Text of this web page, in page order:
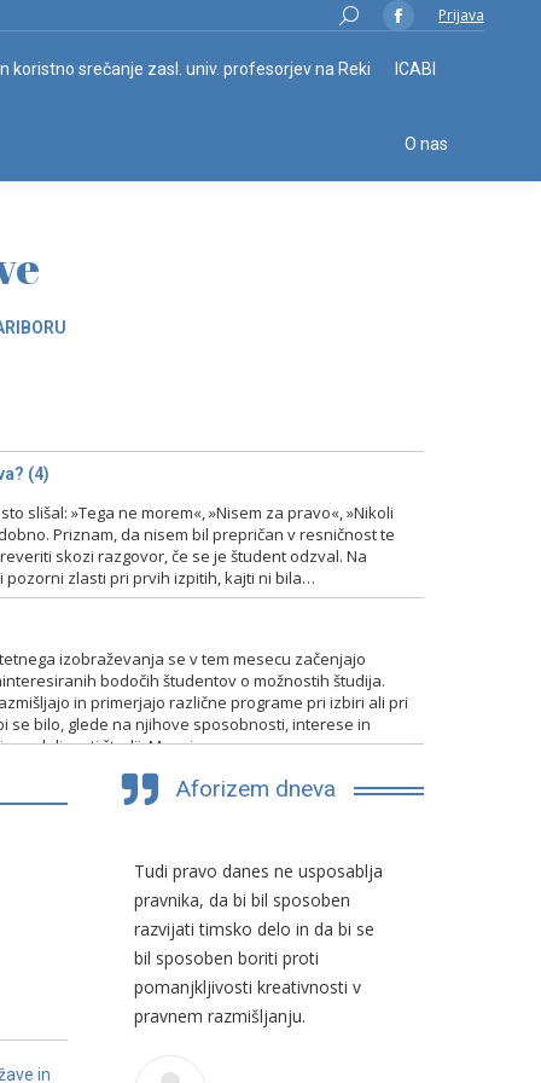
Search:
Facebook
page
new
window
Prijava
koristno srečanje zasl. univ. profesorjev na Reki ICABI
O nas
(4)
slišal: »Tega ne morem«, »Nisem za pravo«, »Nikoli
Priznam, da nisem bil prepričan v resničnost te
skozi razgovor, če se je študent odzval. Na
zlasti pri prvih izpitih, kajti ni bila…
izobraževanja se v tem mesecu začenjajo
bodočih študentov o možnostih študija.
in primerjajo različne programe pri izbiri ali pri
se bilo, glede na njihove sposobnosti, interese in
nadaljevati študij. Mnogim…
in
Aforizem dneva
Tudi pravo danes ne usposablja
pravnika, da bi bil sposoben
razvijati timsko delo in da bi se
bil sposoben boriti proti
pomanjkljivosti kreativnosti v
pravnem razmišljanju.